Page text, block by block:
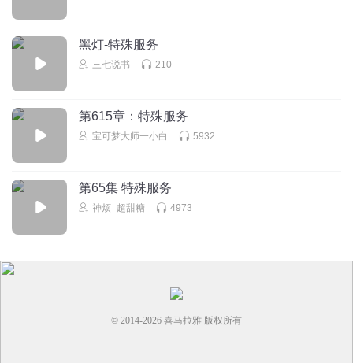
黑灯-特殊服务
三七说书 210
第615章：特殊服务
宝可梦大师一小白 5932
第65集 特殊服务
神烦_超甜糖 4973
© 2014-2026 喜马拉雅 版权所有